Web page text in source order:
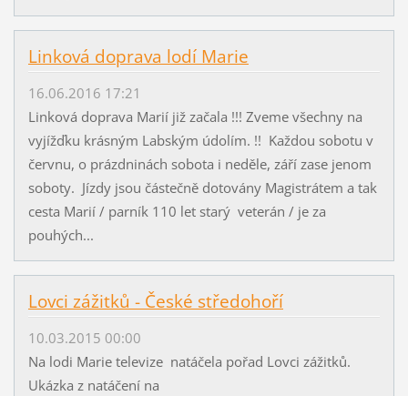
Linková doprava lodí Marie
16.06.2016 17:21
Linková doprava Marií již začala !!! Zveme všechny na
vyjížďku krásným Labským údolím. !! Každou sobotu v
červnu, o prázdninách sobota i neděle, září zase jenom
soboty. Jízdy jsou částečně dotovány Magistrátem a tak
cesta Marií / parník 110 let starý veterán / je za
pouhých...
Lovci zážitků - České středohoří
10.03.2015 00:00
Na lodi Marie televize natáčela pořad Lovci zážitků.
Ukázka z natáčení na